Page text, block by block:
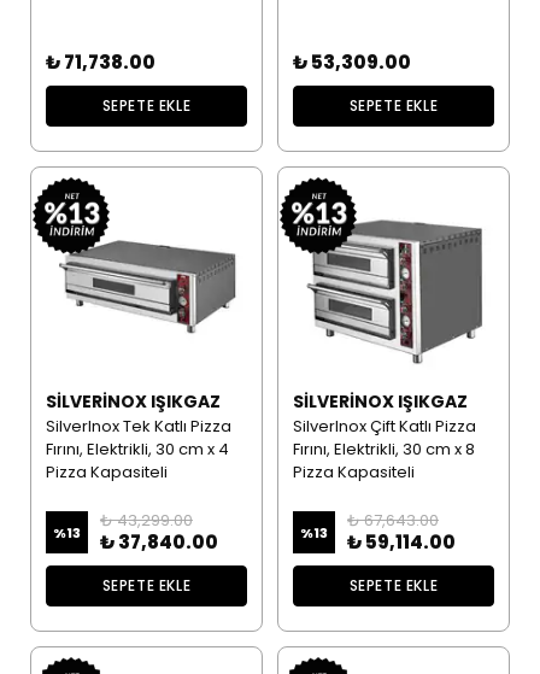
₺ 71,738.00
SEPETE EKLE
₺ 53,309.00
SEPETE EKLE
SILVERINOX IŞIKGAZ
SilverInox Tek Katlı Pizza
Fırını, Elektrikli, 30 cm x 4
Pizza Kapasiteli
%13
₺ 43,299.00
₺ 37,840.00
SEPETE EKLE
SILVERINOX IŞIKGAZ
SilverInox Çift Katlı Pizza
Fırını, Elektrikli, 30 cm x 8
Pizza Kapasiteli
%13
₺ 67,643.00
₺ 59,114.00
SEPETE EKLE